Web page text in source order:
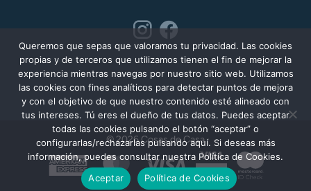
American
Express
MasterCardVisa
© 2026 Cosas de Casa
Queremos que sepas que valoramos tu privacidad. Las cookies
propias y de terceros que utilizamos tienen el fin de mejorar la
experiencia mientras navegas por nuestro sitio web. Utilizamos
las cookies con fines analíticos para detectar puntos de mejora
y con el objetivo de que nuestro contenido esté alineado con
tus intereses. Tú eres el dueño de tus datos. Puedes aceptar
todas las cookies pulsando el botón “aceptar” o
configurarlas/rechazarlas pulsando aquí. Si deseas más
información, puedes consultar nuestra Política de Cookies.
Aceptar
Política de Cookies